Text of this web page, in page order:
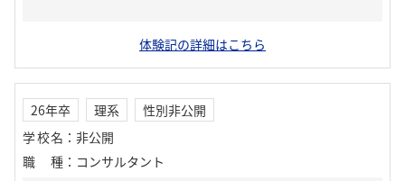
体験記の詳細はこちら
26年卒 理系
性別非公開
学校名 ： 非公開
職種 ： コンサルタント